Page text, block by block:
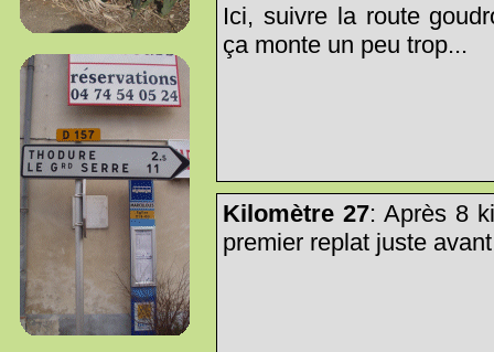
Ici, suivre la route
ça monte un peu trop...
Kilomètre 27: Après 8
premier replat juste